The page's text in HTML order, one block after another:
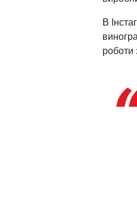
В
роботи